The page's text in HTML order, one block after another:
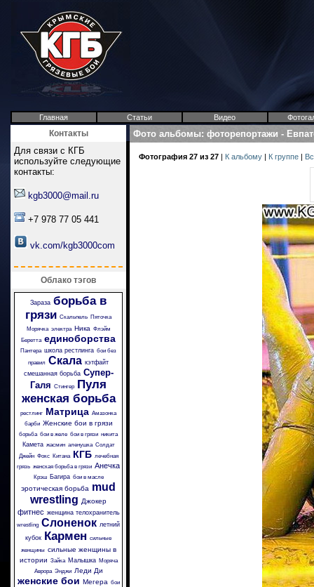
Главная Статьи Видео
Контакты
Для связи с КГБ
используйте следующие
контакты:
kgb3000@mail.ru
+7 978 77 05 441
vk.com/kgb3000com
Облако тэгов
Зараза борьба в
грязи Скальпель Пяточка
Морячка электра Ника Флэйм
Беретта единоборства
Пантера школа рестлинга бои без
правил Скала кэтфайт
смешанная борьба Супер-
Галя Стингер Пуля
женская борьба
рестлинг Матрица Амазонка
барби Женские бои в грязи
борьба бои в желе бои в грязи никита
Камета жасмин аленушка Солдат
Джейн Фокс Китана КГБ лечебная
грязь женская борьба в грязи Анечка
Крэш Багира бои в масле
эротическая борьба mud
wrestling Джокер
фитнес женщина телохранитель
wrestling Слоненок летний
кубок Кармен сильные
женщины сильные женщины в
истории Зайка Малышка
Моряча
Аврора Энджи Леди Ди
женские бои Мегера бои
Фото альбомы: фоторепортажи -
Фотография 27 из 27 | К альбому | К группе |